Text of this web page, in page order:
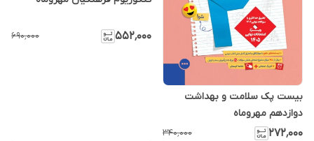
بیست پک سلامت و بهداشت
دوازدهم مهروماه
۲۷۲٬۰۰۰ ۳۴۰٬۰۰۰
۵۵۲٬۰۰۰ ۶۹۰٬۰۰۰